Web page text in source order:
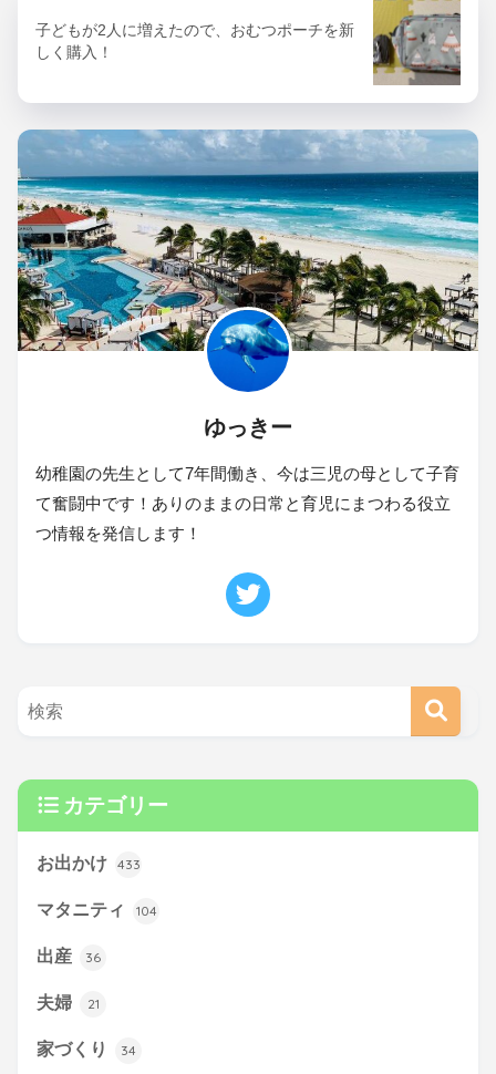
子どもが2人に増えたので、おむつポーチを新
しく購入！
ゆっきー
幼稚園の先生として7年間働き、今は三児の母として子育
て奮闘中です！ありのままの日常と育児にまつわる役立
つ情報を発信します！
カテゴリー
お出かけ 433
マタニティ 104
出産 36
夫婦 21
家づくり 34